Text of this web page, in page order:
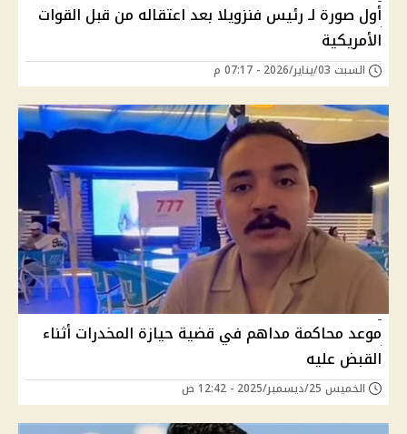
أول صورة لـ رئيس فنزويلا بعد اعتقاله من قبل القوات
الأمريكية
السبت 03/يناير/2026 - 07:17 م
موعد محاكمة مداهم في قضية حيازة المخدرات أثناء
القبض عليه
الخميس 25/ديسمبر/2025 - 12:42 ص